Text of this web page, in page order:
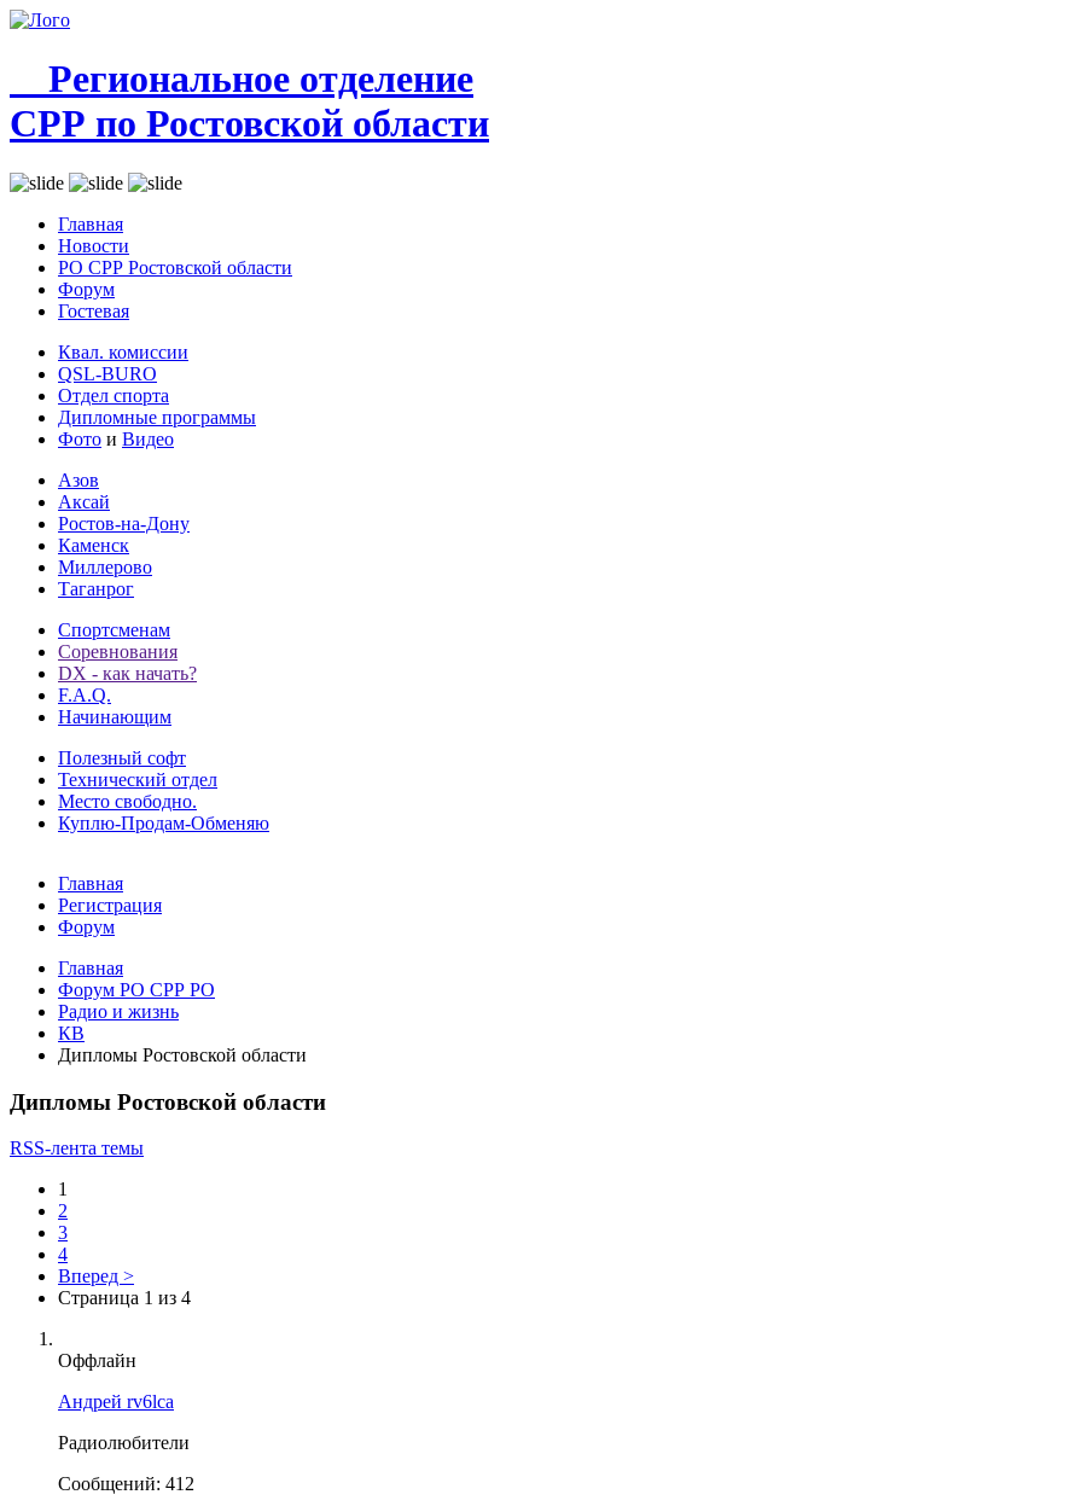
Региональное отделение
СРР по Ростовской области
Главная
Новости
РО СРР Ростовской области
Форум
Гостевая
Квал. комиссии
QSL-BURO
Отдел спорта
Дипломные программы
Фото и Видео
Азов
Аксай
Ростов-на-Дону
Каменск
Миллерово
Таганрог
Спортсменам
Соревнования
DX - как начать?
F.A.Q.
Начинающим
Полезный софт
Технический отдел
Место свободно.
Куплю-Продам-Обменяю
Главная
Регистрация
Форум
Главная
Форум РО СРР РО
Радио и жизнь
КВ
Дипломы Ростовской области
Дипломы Ростовской области
RSS-лента темы
1
2
3
4
Вперед >
Страница 1 из 4
Оффлайн
Андрей rv6lca
Радиолюбители
Сообщений: 412